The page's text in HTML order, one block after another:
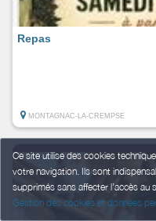
Ce site utilise des cookies
votre navigation. Ils sont
supprimés sans affecter l’accès au
Gestion des cookies et données
Repas
MONTAGNAC-LA-CREMPSE